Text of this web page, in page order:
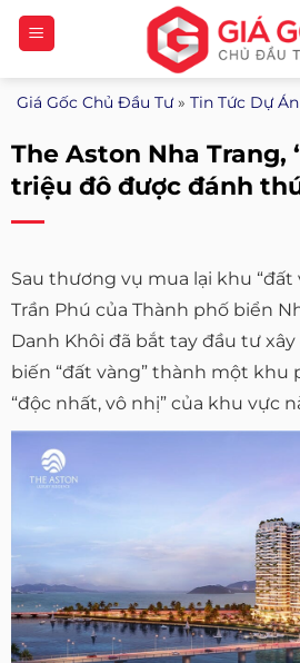
Bỏ
qua
nội
dung
Giá Gốc Chủ Đầu Tư» Tin Tức Dự Án
The Aston Nha Trang,
triệu đô được đánh
Sau thương vụ mua lại khu
Trần Phú của Thành phố biển
Danh Khôi đã bắt tay đầu tư
biến “đất vàng” thành một khu
“độc nhất, vô nhị” của khu vực